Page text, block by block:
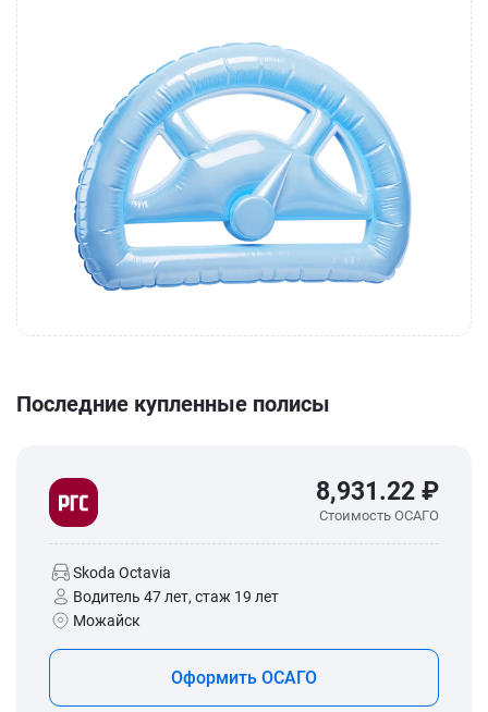
Последние купленные полисы
8,931.22 ₽
Стоимость ОСАГО
Skoda Octavia
Водитель 47 лет, стаж 19 лет
Можайск
Оформить ОСАГО